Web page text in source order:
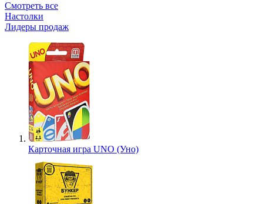
Смотреть все
Настолки
Лидеры продаж
Карточная игра UNO (Уно)